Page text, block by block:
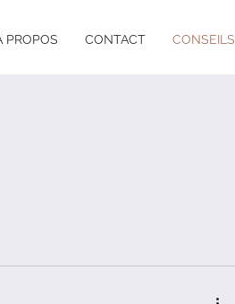
PROPOS CONTACT CONSEILS